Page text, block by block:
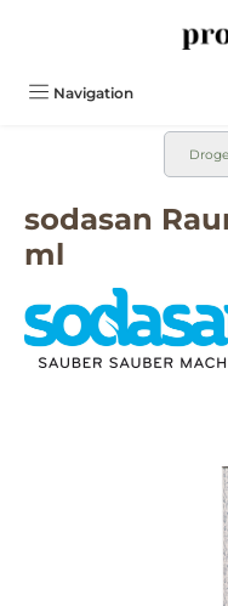
Navigation
sodasan
ml